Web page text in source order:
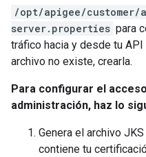
/opt/apigee/customer/
server.properties para
tráfico hacia y desde tu
archivo no existe, crearla.
Para configurar el
administración, haz lo
Genera el archivo
contiene tu